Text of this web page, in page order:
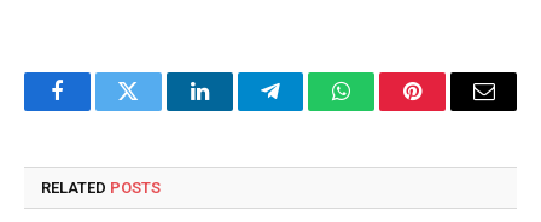
FacebookTwitter LinkedInTelegramWhatsAppPinterestEmail
RELATED POSTS